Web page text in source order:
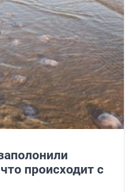
происходит с